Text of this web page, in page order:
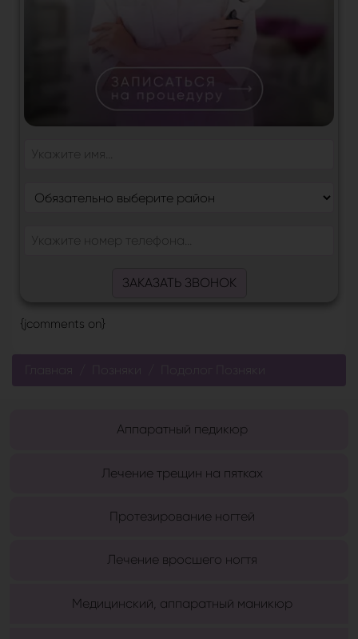
ЗАКАЗАТЬ ЗВОНОК
{jcomments on}
Главная
Аппаратный педикюр
Лечение трещин на пятках
Протезирование ногтей
Лечение вросшего ногтя
Медицинский, аппаратный маникюр